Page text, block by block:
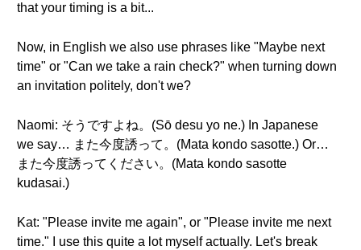
that your timing is a bit...
Now, in English we also use phrases like "Maybe next
time" or "Can we take a rain check?" when turning down
an invitation politely, don't we?
Naomi: そうですよね。(Sō desu yo ne.) In Japanese
we say… また今度誘って。(Mata kondo sasotte.) Or…
また今度誘ってください。(Mata kondo sasotte
kudasai.)
Kat: "Please invite me again", or "Please invite me next
time." I use this quite a lot myself actually. Let's break